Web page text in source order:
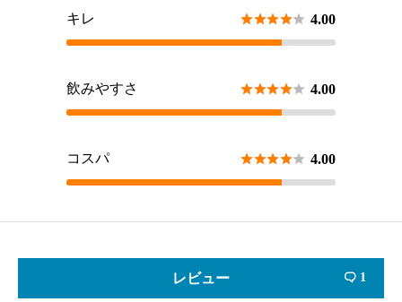
キレ  4.00
飲みやすさ  4.00
コスパ  4.00
レビュー  1